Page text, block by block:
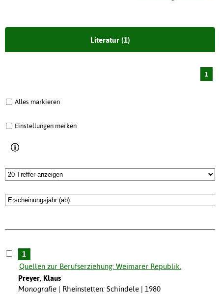
Literatur (1)
1
Alles markieren
Einstellungen merken
1
Quellen zur Berufserziehung: Weimarer Republik.
Preyer, Klaus
Monografie
Rheinstetten: Schindele | 1980